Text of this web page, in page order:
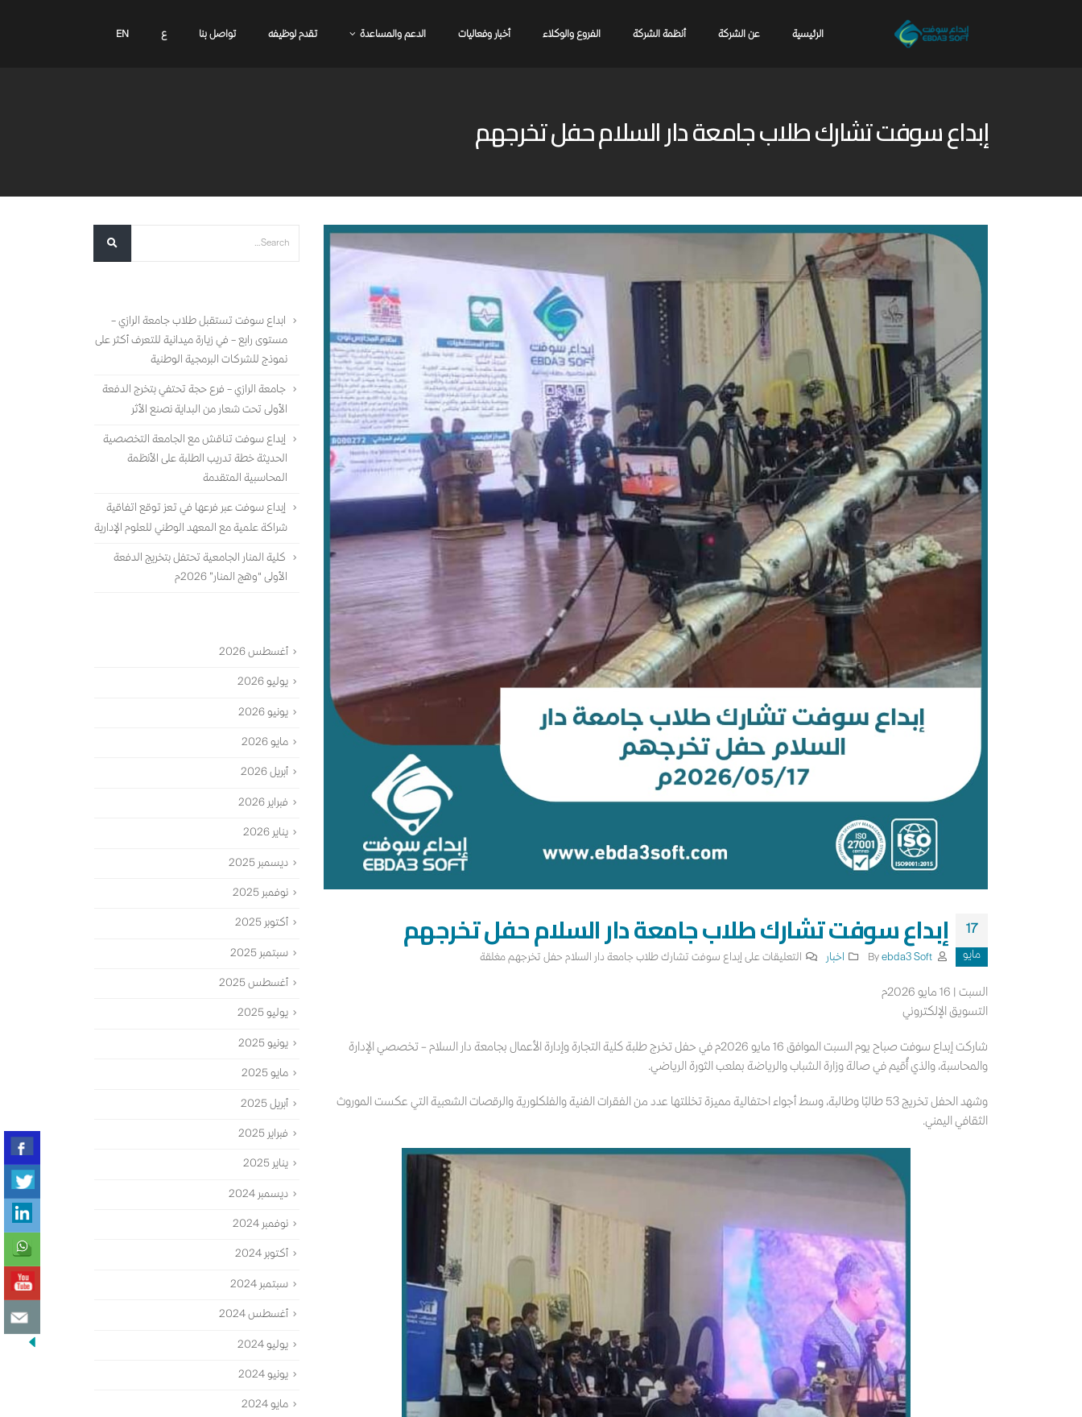
الرئيسية عن الشركة أنظمة الشركة الفروع والوكلاء أخبار وفعاليات الدعم والمساعدة تقدم لوظيفه تواصل بنا ع EN
إبداع سوفت تشارك طلاب جامعة دار السلام حفل تخرجهم
17
مايو
إبداع سوفت تشارك طلاب جامعة دار السلام حفل تخرجهم
ebda3 Soft اخبار التعليقات على إبداع سوفت تشارك طلاب جامعة دار السلام حفل تخرجهم مغلقة
السبت | 16 مايو 2026م
التسويق الإلكتروني
شاركت إبداع سوفت صباح يوم السبت الموافق 16 مايو 2026م في حفل تخرج طلبة كلية التجارة وإدارة الأعمال بجامعة دار السلام – تخصصي الإدارة
والمحاسبة، والذي أُقيم في صالة وزارة الشباب والرياضة بملعب الثورة الرياضي.
وشهد الحفل تخريج 53 طالبًا وطالبة، وسط أجواء احتفالية مميزة تخللتها عدد من الفقرات الفنية والفلكلورية والرقصات الشعبية التي عكست الموروث
الثقافي اليمني.
ابداع سوفت تستقبل طلاب جامعة الرازي –
مستوى رابع – في زيارة ميدانية للتعرف أكثر على
نموذج للشركات البرمجية الوطنية
جامعة الرازي – فرع حجة تحتفي بتخرج الدفعة
الأولى تحت شعار من البداية نصنع الأثر
إبداع سوفت تناقش مع الجامعة التخصصية
الحديثة خطة تدريب الطلبة على الأنظمة
المحاسبية المتقدمة
إبداع سوفت عبر فرعها في تعز توقع اتفاقية
شراكة علمية مع المعهد الوطني للعلوم الإدارية
كلية المنار الجامعية تحتفل بتخريج الدفعة
الأولى “وهج المنار” 2026م
أغسطس 2026
يوليو 2026
يونيو 2026
مايو 2026
أبريل 2026
فبراير 2026
يناير 2026
ديسمبر 2025
نوفمبر 2025
أكتوبر 2025
سبتمبر 2025
أغسطس 2025
يوليو 2025
يونيو 2025
مايو 2025
أبريل 2025
فبراير 2025
يناير 2025
ديسمبر 2024
نوفمبر 2024
أكتوبر 2024
سبتمبر 2024
أغسطس 2024
يوليو 2024
يونيو 2024
مايو 2024